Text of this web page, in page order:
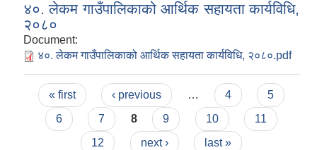
४०. लेकम गाउँपालिकाको आर्थिक सहायता कार्यविधि,
२०८०
Document:
४०. लेकम गाउँपालिकाको आर्थिक सहायता कार्यविधि, २०८०.pdf
Pages
« first ‹ previous … 4
5
6
7 8 9 10
11
12
next › last »